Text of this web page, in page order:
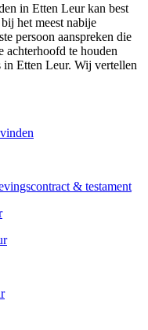
in Etten Leur kan best
het meest nabije
persoon aanspreken die
achterhoofd te houden
in Etten Leur. Wij vertellen
& testament